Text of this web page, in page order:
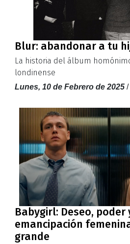
Blur: abandonar a tu
La historia del álbum
londinense
Lunes, 10 de Febrero de 2025 /
Babygirl: Deseo, poder
emancipación
grande